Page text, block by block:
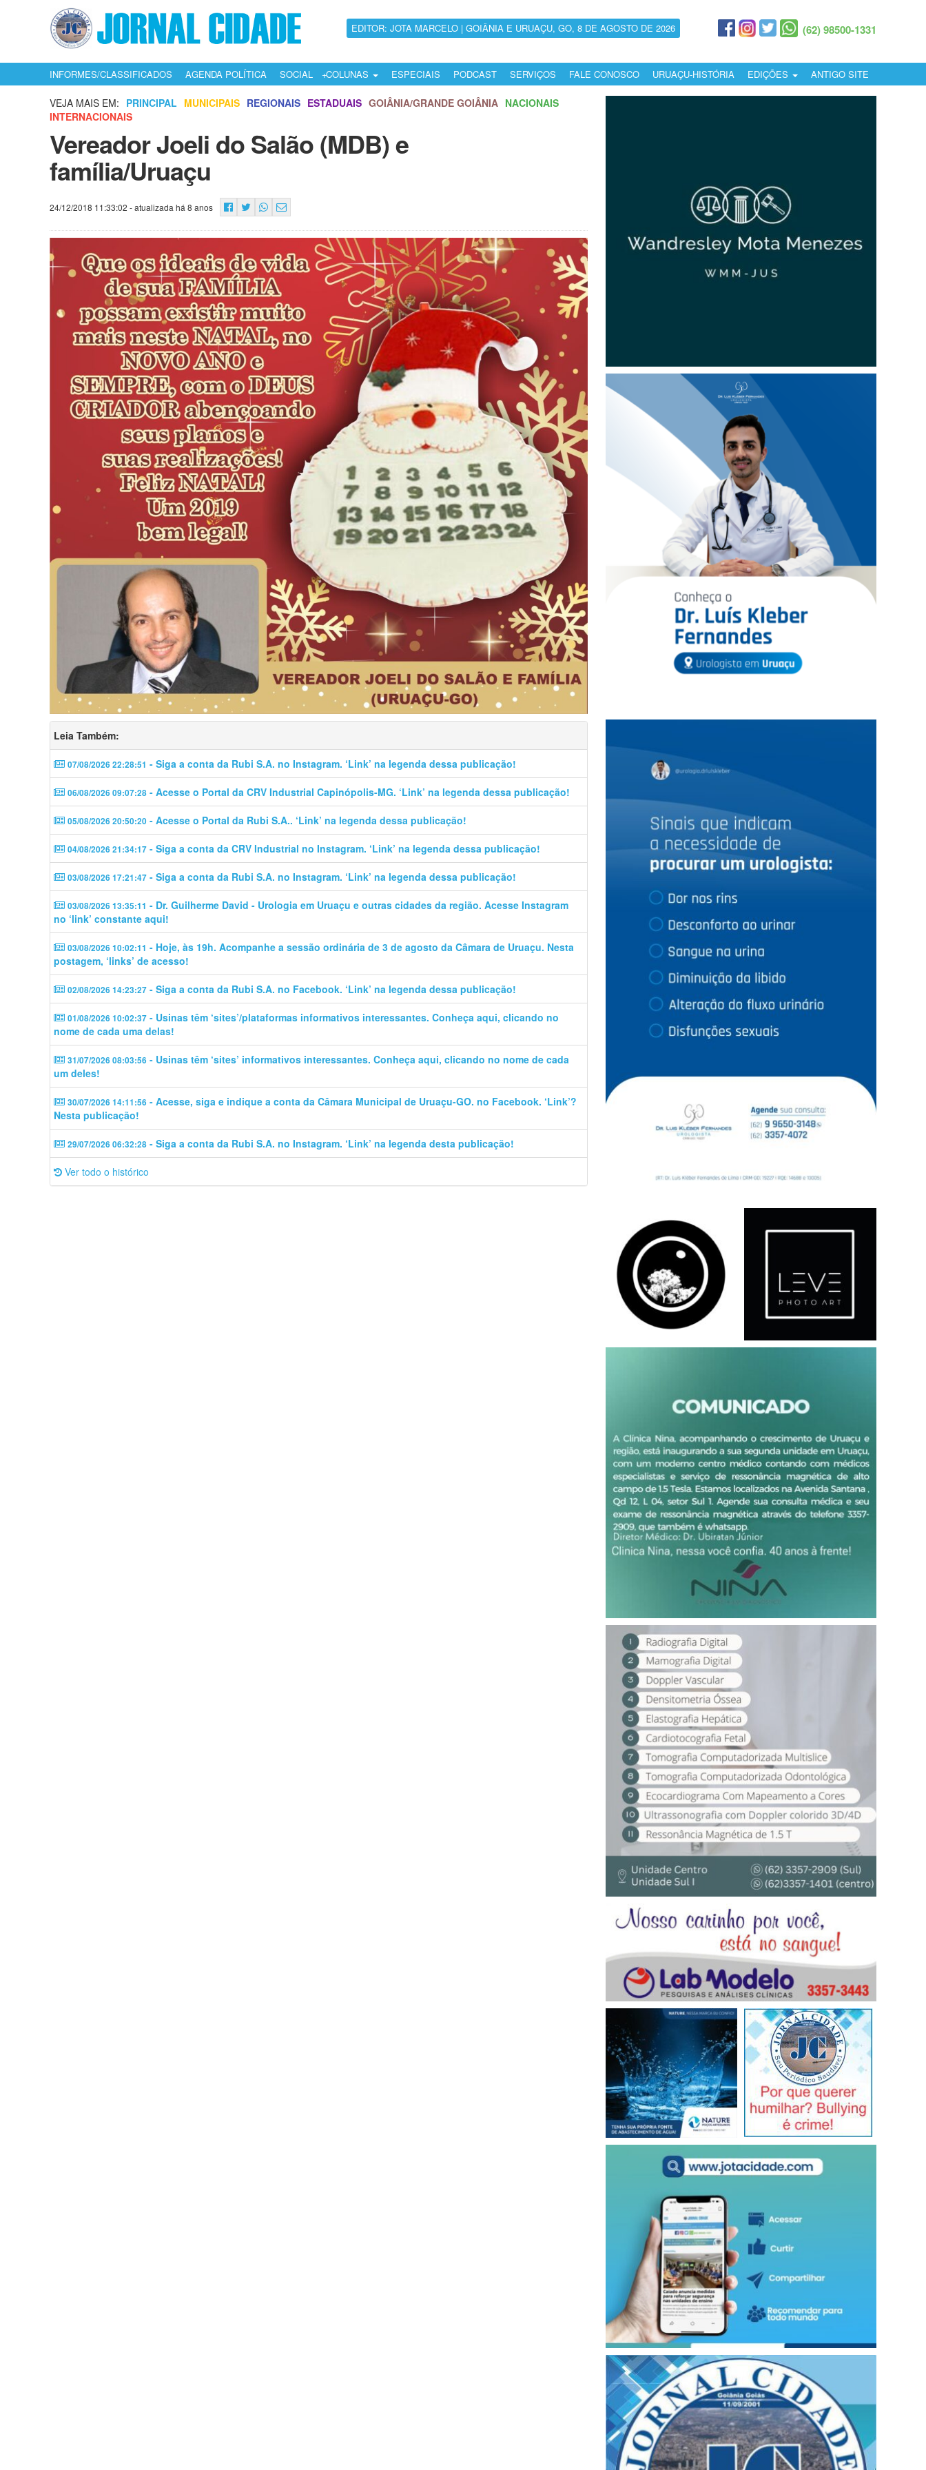
EDITOR: JOTA MARCELO | GOIÂNIA E URUAÇU, GO, 8 DE AGOSTO DE 2026 (62) 98500-1331
INFORMES/CLASSIFICADOS AGENDA POLÍTICA SOCIAL COLUNAS ESPECIAIS PODCAST SERVIÇOS FALE CONOSCO URUAÇU-HISTÓRIA EDIÇÕES ANTIGO SITE
VEJA MAIS EM: PRINCIPAL MUNICIPAIS REGIONAIS ESTADUAIS GOIÂNIA/GRANDE GOIÂNIA NACIONAIS
INTERNACIONAIS
Vereador Joeli do Salão (MDB) e
família/Uruaçu
24/12/2018 11:33:02 - atualizada há 8 anos
Leia Também:
07/08/2026 22:28:51 - Siga a conta da Rubi S.A. no Instagram. ‘Link’ na legenda dessa publicação!
06/08/2026 09:07:28 - Acesse o Portal da CRV Industrial Capinópolis-MG. ‘Link’ na legenda dessa publicação!
05/08/2026 20:50:20 - Acesse o Portal da Rubi S.A.. ‘Link’ na legenda dessa publicação!
04/08/2026 21:34:17 - Siga a conta da CRV Industrial no Instagram. ‘Link’ na legenda dessa publicação!
03/08/2026 17:21:47 - Siga a conta da Rubi S.A. no Instagram. ‘Link’ na legenda dessa publicação!
03/08/2026 13:35:11 - Dr. Guilherme David - Urologia em Uruaçu e outras cidades da região. Acesse Instagram
no ‘link’ constante aqui!
03/08/2026 10:02:11 - Hoje, às 19h. Acompanhe a sessão ordinária de 3 de agosto da Câmara de Uruaçu. Nesta
postagem, ‘links’ de acesso!
02/08/2026 14:23:27 - Siga a conta da Rubi S.A. no Facebook. ‘Link’ na legenda dessa publicação!
01/08/2026 10:02:37 - Usinas têm ‘sites’/plataformas informativos interessantes. Conheça aqui, clicando no
nome de cada uma delas!
31/07/2026 08:03:56 - Usinas têm ‘sites’ informativos interessantes. Conheça aqui, clicando no nome de cada
um deles!
30/07/2026 14:11:56 - Acesse, siga e indique a conta da Câmara Municipal de Uruaçu-GO. no Facebook. ‘Link’?
Nesta publicação!
29/07/2026 06:32:28 - Siga a conta da Rubi S.A. no Instagram. ‘Link’ na legenda desta publicação!
Ver todo o histórico